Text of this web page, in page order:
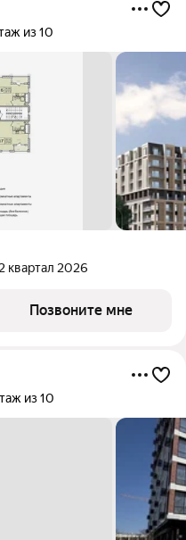
из 10
квартал 2026
Позвоните мне
из 10